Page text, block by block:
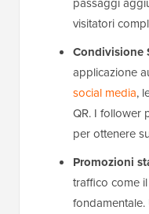
visitatori
Condivisione
applicazione
social media,
QR. I follower
per ottenere
Promozioni
traffico come